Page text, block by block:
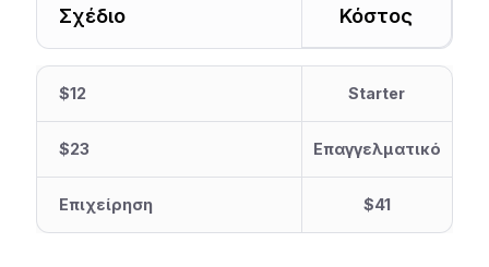
Σχέδιο Κόστος
$12 Starter
$23 Επαγγελματικό
Επιχείρηση $41